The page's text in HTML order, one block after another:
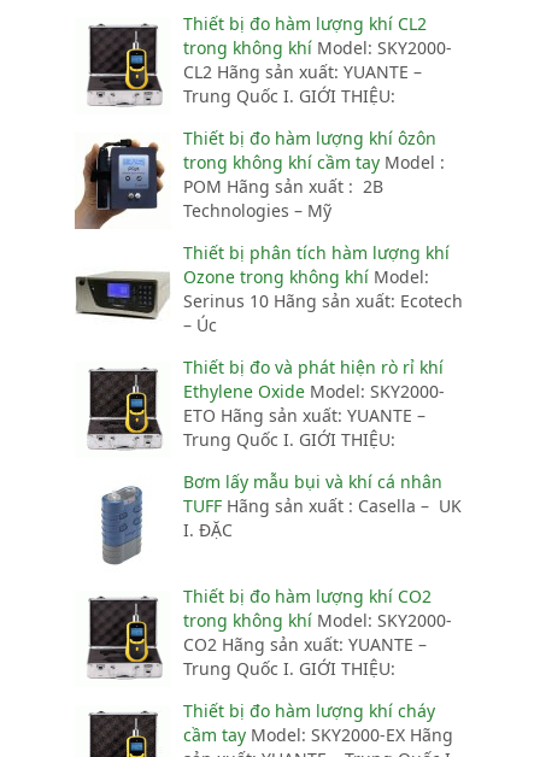
Thiết bị đo hàm lượng khí CL2
trong không khí Model: SKY2000-
CL2 Hãng sản xuất: YUANTE –
Trung Quốc I. GIỚI THIỆU:
Thiết bị đo hàm lượng khí ôzôn
trong không khí cầm tay Model :
POM Hãng sản xuất : 2B
Technologies – Mỹ
Thiết bị phân tích hàm lượng khí
Ozone trong không khí Model:
Serinus 10 Hãng sản xuất: Ecotech
– Úc
Thiết bị đo và phát hiện rò rỉ khí
Ethylene Oxide Model: SKY2000-
ETO Hãng sản xuất: YUANTE –
Trung Quốc I. GIỚI THIỆU:
Bơm lấy mẫu bụi và khí cá nhân
TUFF Hãng sản xuất : Casella – UK
I. ĐẶC
Thiết bị đo hàm lượng khí CO2
trong không khí Model: SKY2000-
CO2 Hãng sản xuất: YUANTE –
Trung Quốc I. GIỚI THIỆU:
Thiết bị đo hàm lượng khí cháy
cầm tay Model: SKY2000-EX Hãng